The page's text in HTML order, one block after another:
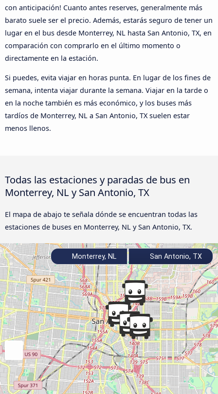
con anticipación! Cuanto antes reserves, generalmente más
barato suele ser el precio. Además, estarás seguro de tener un
lugar en el bus desde Monterrey, NL hasta San Antonio, TX, en
comparación con comprarlo en el último momento o
directamente en la estación.
Si puedes, evita viajar en horas punta. En lugar de los fines de
semana, intenta viajar durante la semana. Viajar en la tarde o
en la noche también es más económico, y los buses más
tardíos de Monterrey, NL a San Antonio, TX suelen estar
menos llenos.
Todas las estaciones y paradas de bus en
Monterrey, NL y San Antonio, TX
El mapa de abajo te señala dónde se encuentran todas las
estaciones de buses en Monterrey, NL y San Antonio, TX.
Monterrey, NL San Antonio, TX